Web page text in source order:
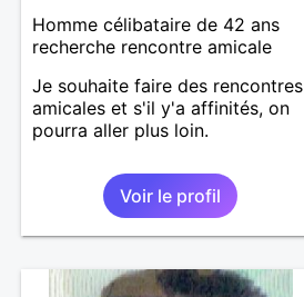
Homme célibataire de 42 ans
recherche rencontre amicale
Je souhaite faire des rencontres
amicales et s'il y'a affinités, on
pourra aller plus loin.
Voir le profil